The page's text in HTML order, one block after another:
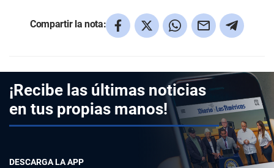
Compartir la nota:
¡Recibe las últimas noticias
en tus propias manos!
DESCARGA LA APP